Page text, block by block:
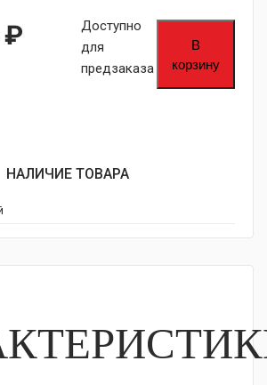
₽
Доступно
для
предзаказа
В
корзину
НАЛИЧИЕ ТОВАРА